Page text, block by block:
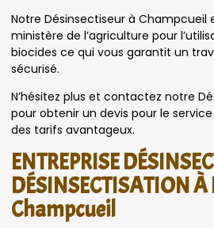
Notre Désinsectiseur à Champcueil
ministère de l’agriculture pour
biocides ce qui vous garantit un
sécurisé.
N’hésitez plus et contactez notre
pour obtenir un devis pour le
des tarifs avantageux.
ENTREPRISE
DÉSINSECTISATION
Champcueil